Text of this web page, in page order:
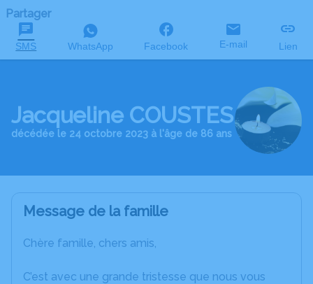
Partager
SMS WhatsApp Facebook E-mail Lien
Jacqueline COUSTES
décédée le 24 octobre 2023 à l'âge de 86 ans
Message de la famille
Chère famille, chers amis,
C’est avec une grande tristesse que nous vous